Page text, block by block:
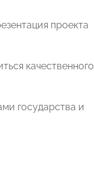
проекта
качественного
государства и